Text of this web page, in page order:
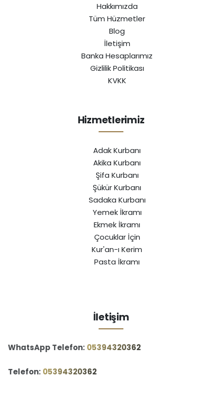
Hakkımızda
Tüm Hüzmetler
Blog
İletişim
Banka Hesaplarımız
Gizlilik Politikası
KVKK
Hizmetlerimiz
Adak Kurbanı
Akika Kurbanı
Şifa Kurbanı
Şükür Kurbanı
Sadaka Kurbanı
Yemek İkramı
Ekmek İkramı
Çocuklar İçin
Kur'an-ı Kerim
Pasta İkramı
İletişim
WhatsApp Telefon: ‪05394320362‬
Telefon: ‪05394320362‬